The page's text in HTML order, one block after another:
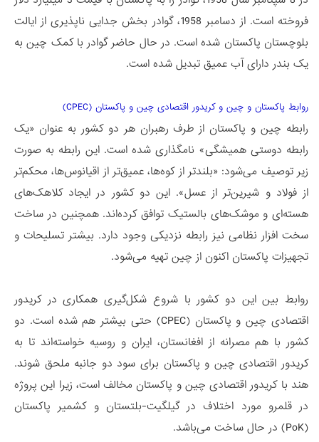
فروخته است. از دسامبر 1958، گوادر بخش جدایی­ ناپذیری از ایالت
بلوچستان پاکستان شده است. در حال حاضر گوادر با کمک چین به
یک بندر دارای آب عمیق تبدیل شده است.
روابط پاکستان و چین و کریدور اقتصادی چین و پاکستان (CPEC)
رابطه چین و پاکستان از طرف رهبران هر دو کشور به عنوان «یک
رابطه دوستی همیشگی» نامگذاری شده است. این رابطه به صورت
زیر توصیف می­‌شود: «بلندتر از کوه­‌ها، عمیق­‌تر از اقیانوس­‌ها، محکم­‌تر
از فولاد و شیرین­‌تر از عسل». این دو کشور در ایجاد کلاهک­‌های
هسته­‌ای و موشک­‌های بالستیک توافق کرده­‌اند. همچنین در ساخت
سخت­ افزار نظامی نیز رابطه نزدیکی وجود دارد. بیشتر تسلیحات و
تجهیزات پاکستان اکنون از چین تهیه می­‌شود.
روابط بین این دو کشور با شروع شکل­‌گیری همکاری در کریدور
اقتصادی چین و پاکستان (CPEC) حتی بیشتر هم شده است. دو
کشور با هم مصرانه از افغانستان، ایران و روسیه خواسته­‌اند تا به
کریدور اقتصادی چین و پاکستان برای سود دو جانبه ملحق شوند.
هند با کریدور اقتصادی چین و پاکستان مخالف است، زیرا این پروژه
در قلمرو مورد اختلاف در گیلگیت-بلتستان و کشمیر پاکستان
(PoK) در حال ساخت می­‌باشد.